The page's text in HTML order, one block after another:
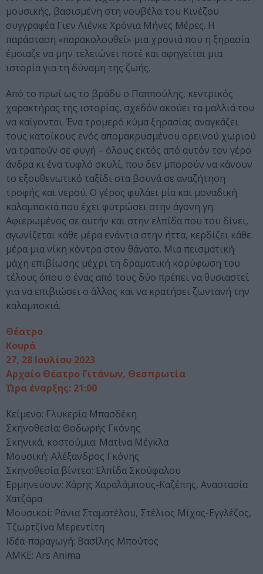
μουσικής, βασισμένη στη νουβέλα του Κινέζου
συγγραφέα Γιεν Λιένκε Χρόνια Μήνες Μέρες. Η
παράσταση «παρακολουθεί» μια χρονιά που η ξηρασία
έμοιαζε να μην τελειώνει ποτέ και αφηγείται μια
ιστορία για τη δύναμη της ζωής.
Από το πρωί ως το βράδυ ο Παππούλης, κεντρικός
χαρακτήρας της ιστορίας, σχεδόν ακούει τα μαλλιά του
να καίγονται. Ένα τρομερό κύμα ξηρασίας αναγκάζει
τους κατοίκους ενός απομακρυσμένου ορεινού χωριού
να τραπούν σε φυγή – όλους εκτός από αυτόν τον γέρο
άνδρα κι ένα τυφλό σκυλί, που δεν μπορούν να κάνουν
το εξουθενωτικό ταξίδι στα βουνά σε αναζήτηση
τροφής και νερού. Ο γέρος φυλάει μία και μοναδική
καλαμποκιά που έχει φυτρώσει στην άγονη γη.
Αφιερωμένος σε αυτήν και στην ελπίδα που του δίνει,
αγωνίζεται κάθε μέρα ενάντια στην ήττα, κερδίζει κάθε
μέρα μια νίκη κόντρα στον θάνατο. Μια πεισματική
μάχη επιβίωσης μέχρι τη δραματική κορύφωση του
τέλους όπου ο ένας από τους δύο πρέπει να θυσιαστεί
για να επιβιώσει ο άλλος και να κρατήσει ζωντανή την
καλαμποκιά.
Θέατρο
Κουρά
27, 28 Ιουλίου 2023
Αρχαίο Θέατρο Γιτάνων, Θεσπρωτία
Ώρα έναρξης: 21:00
Κείμενο: Γλυκερία Μπασδέκη
Σκηνοθεσία: Θοδωρής Γκόνης
Σκηνικά, κοστούμια: Ματίνα Μέγκλα
Μουσική: Αλέξανδρος Γκόνης
Σκηνοθεσία βίντεο: Ελπίδα Σκούφαλου
Ερμηνεύουν: Χάρης Χαραλάμπους-Καζέπης, Αναστασία
Χατζάρα
Μουσικοί: Ράνια Σταματέλου, Στέλιος Μίχας-Εγγλέζος,
Τζωρτζίνα Μερεντίτη
Ιδέα-παραγωγή: Βασίλης Μπούτος
ΑΜΚΕ: Ars Anima